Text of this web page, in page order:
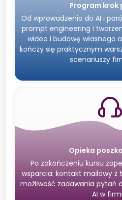
Program krok
Od wprowadzenia do AI i
prompt engineering i
wideo i budowę własnego
kończy się praktycznym
scenariuszy
Opieka
Po zakończeniu kursu
wsparcia: kontakt mailowy z
możliwość zadawania pytań
AI w